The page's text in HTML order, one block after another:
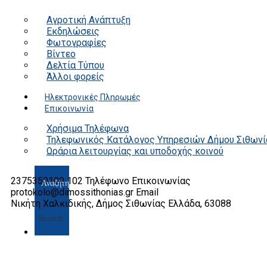
Αγροτική Ανάπτυξη
Εκδηλώσεις
Φωτογραφίες
Βίντεο
Δελτία Τύπου
Άλλοι φορείς
Ηλεκτρονικές Πληρωμές
Επικοινωνία
Χρήσιμα Τηλέφωνα
Τηλεφωνικός Κατάλογος Υπηρεσιών Δήμου
Ωράρια λειτουργίας και υποδοχής κοινού
Search
2375350100 102 Τηλέφωνο Επικοινωνίας
protokolo@dimossithonias.gr Email
Νικήτη Χαλκιδικής, Δήμος Σιθωνίας Ελλάδα, 63088